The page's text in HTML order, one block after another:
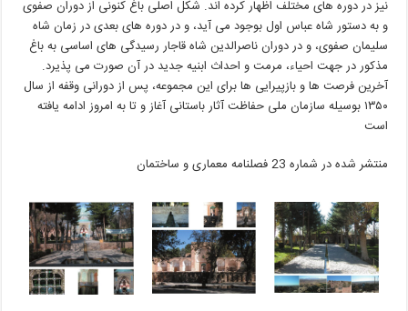
نیز در دوره های مختلف اظهار کرده اند. شکل اصلی باغ کنونی از دوران صفوی
و به دستور شاه عباس اول بوجود می آید، و در دوره های بعدی در زمان شاه
سلیمان صفوی، و در دوران ناصرالدین شاه قاجار رسیدگی های اساسی به باغ
مذکور در جهت احیاء، مرمت و احداث ابنیه جدید در آن صورت می پذیرد.
آخرین فرصت ها و بازپیرایی ها برای این مجموعه، پس از دورانی وقفه از سال
۱۳۵۰ بوسیله سازمان ملی حفاظت آثار باستانی آغاز و تا به امروز ادامه یافته
است
منتشر شده در شماره 23 فصلنامه معماری و ساختمان